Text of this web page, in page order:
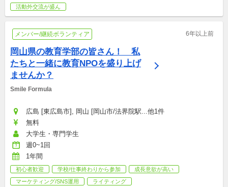
活動外交流が盛ん
メンバー/継続ボランティア 6年以上前
岡山県の教育学部の皆さん！　私
たちと一緒に教育NPOを盛り上げ
ませんか？
Smile Formula
広島 [東広島市], 岡山 [岡山市/法界院駅...他1件
無料
大学生・専門学生
週0~1回
1年間
初心者歓迎 学校/仕事終わりから参加
成長意欲が高い
マーケティング/SNS運用
ライティング